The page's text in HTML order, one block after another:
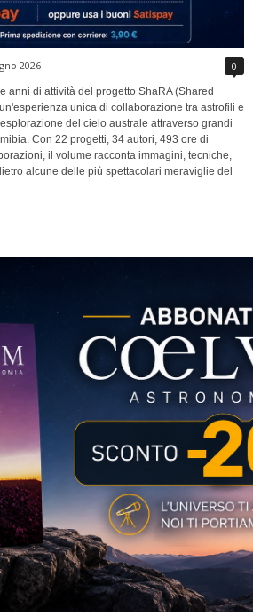
2026 0
anni di attività del progetto ShaRA (Shared
unica di collaborazione tra astrofili e
del cielo australe attraverso grandi
Con 22 progetti, 34 autori, 493 ore di
il volume racconta immagini, tecniche,
alcune delle più spettacolari meraviglie del